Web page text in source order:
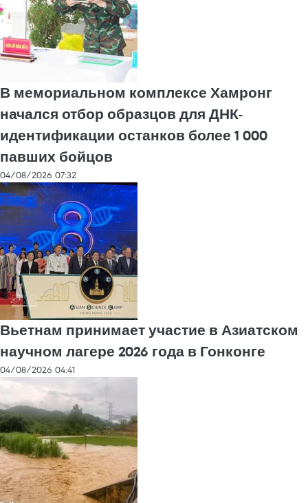
В мемориальном комплексе Хамронг
начался отбор образцов для ДНК-
идентификации останков более 1 000
павших бойцов
04/08/2026 07:32
Вьетнам принимает участие в Азиатском
научном лагере 2026 года в Гонконге
04/08/2026 04:41